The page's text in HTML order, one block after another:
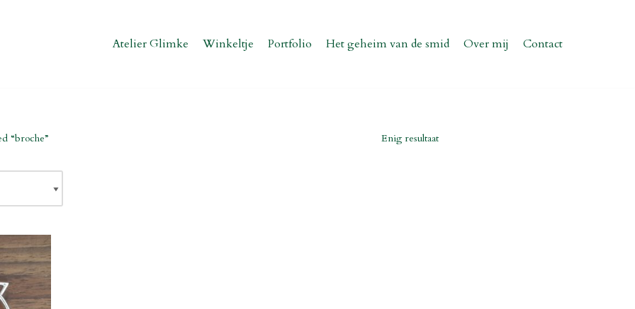
Atelier Glimke Winkeltje Portfolio Het geheim van de smid Over mij Contact
“broche” Enig resultaat